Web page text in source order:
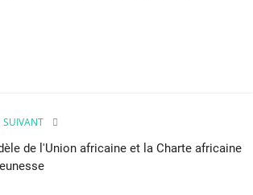
SUIVANT
de l'Union africaine et la Charte africaine